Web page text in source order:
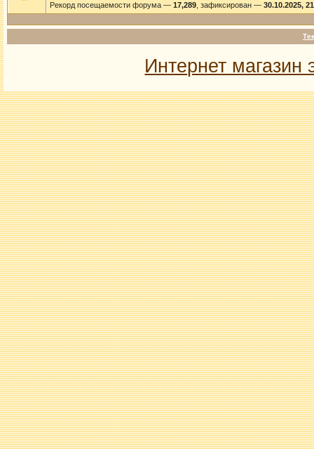
Рекорд посещаемости форума — 17,289, зафиксирован — 30.10.2025,
Интернет